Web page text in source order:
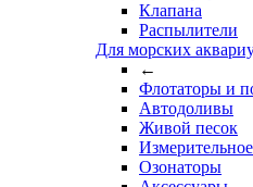
Клапана
Распылители
Для морских
←
Флотаторы и
Автодоливы
Живой песок
Озонаторы